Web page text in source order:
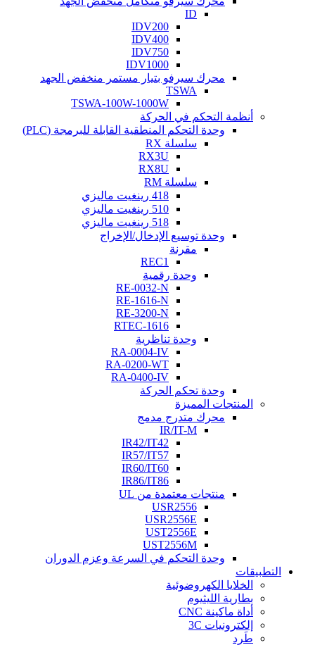
ID
IDV200
IDV400
IDV750
IDV1000
محرك سيرفو بتيار مستمر منخفض الجهد
TSWA
TSWA-100W-1000W
أنظمة التحكم في الحركة
وحدة التحكم المنطقية القابلة للبرمجة (PLC)
سلسلة RX
RX3U
RX8U
سلسلة RM
418 رينغيت ماليزي
510 رينغيت ماليزي
518 رينغيت ماليزي
وحدة توسيع الإدخال/الإخراج
مقرنة
REC1
وحدة رقمية
RE-0032-N
RE-1616-N
RE-3200-N
RTEC-1616
وحدة تناظرية
RA-0004-IV
RA-0200-WT
RA-0400-IV
وحدة تحكم الحركة
المنتجات المميزة
محرك متدرج مدمج
IR/IT-M
IR42/IT42
IR57/IT57
IR60/IT60
IR86/IT86
منتجات معتمدة من UL
USR2556
USR2556E
UST2556E
UST2556M
وحدة التحكم في السرعة وعزم الدوران
التطبيقات
الخلايا الكهروضوئية
بطارية الليثيوم
أداة ماكينة CNC
إلكترونيات 3C
طَرد